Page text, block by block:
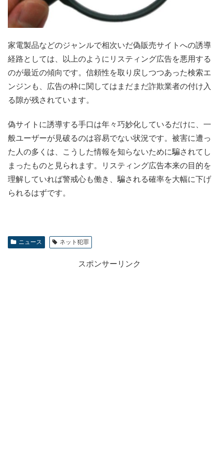
家電製品などのジャンルで相次いだ偽販売サイトへの誘導
経路としては、以上のようにリスティング広告を悪用する
のが最近の傾向です。信頼性を取り戻しつつあった検索エ
ンジンも、広告の枠に関してはまだまだ詐欺業者の付け入
る隙が残されています。
偽サイトに誘導する手口は年々巧妙化しているだけに、一
般ユーザーが見破るのは容易でない状況です。被害に遭っ
た人の多くは、こうした情報を知らないために騙されてし
まったものと見られます。リスティング広告本来の目的を
理解していれば警戒心も働き、騙される確率を大幅に下げ
られるはずです。
ニュース ネット犯罪
スポンサーリンク